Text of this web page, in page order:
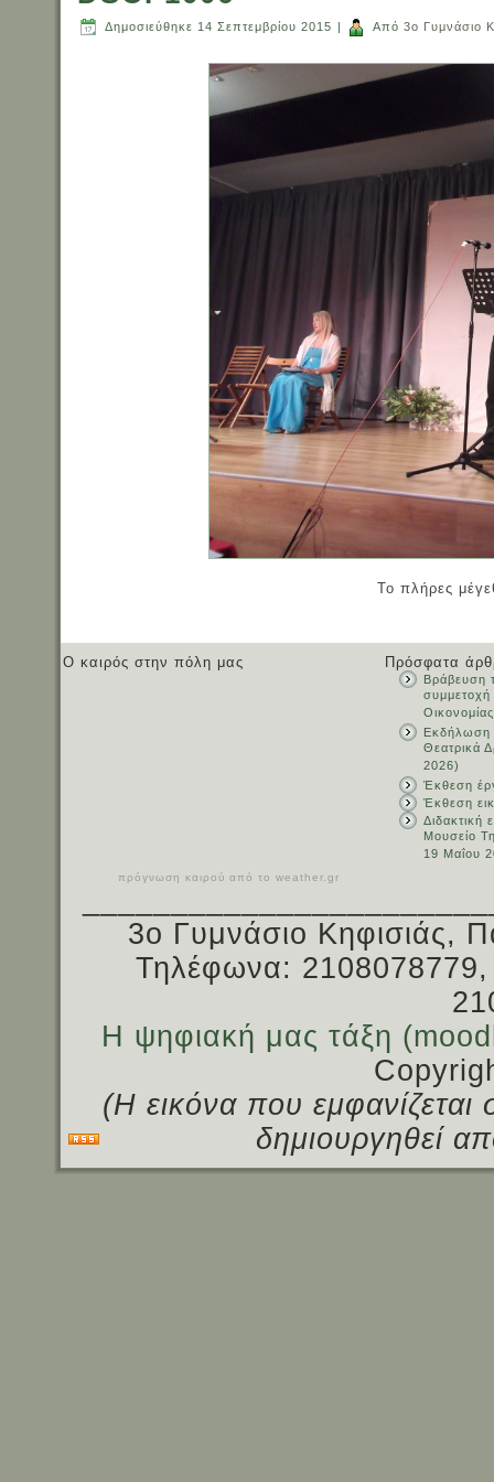
Δημοσιεύθηκε 14 Σεπτεμβρίου 2015 | Από 3ο Γυμνάσιο
Το πλήρες
Ο καιρός στην πόλη μας
πρόγνωση καιρού από το weather.gr
Πρόσφατα
Βράβευση
Οικονομίας
Εκδήλωση
Θεατρικά
2026)
Έκθεση
Έκθεση
Διδακτική
Μουσείο
19 Μαΐου
3ο Γυμνάσιο Κηφισιάς,
Τηλέφωνα:
Η ψηφιακή μας τάξη
(Η εικόνα που εμφανίζεται
δημιουργηθεί